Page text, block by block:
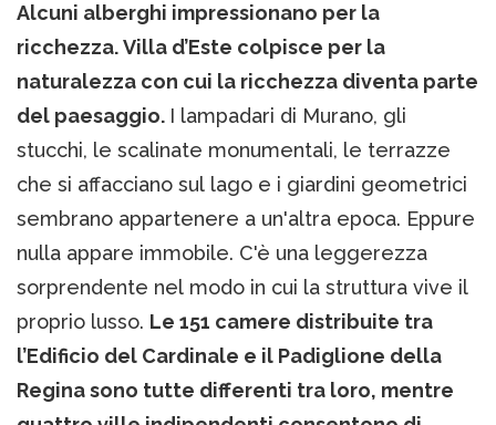
Alcuni alberghi impressionano per la
ricchezza. Villa d’Este colpisce per la
naturalezza con cui la ricchezza diventa parte
del paesaggio. I lampadari di Murano, gli
stucchi, le scalinate monumentali, le terrazze
che si affacciano sul lago e i giardini geometrici
sembrano appartenere a un'altra epoca. Eppure
nulla appare immobile. C'è una leggerezza
sorprendente nel modo in cui la struttura vive il
proprio lusso. Le 151 camere distribuite tra
l’Edificio del Cardinale e il Padiglione della
Regina sono tutte differenti tra loro, mentre